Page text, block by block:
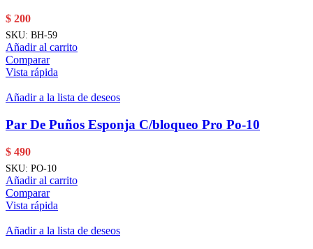
$ 200
SKU: BH-59
Añadir al carrito
Comparar
Vista rápida
Añadir a la lista de deseos
Par De Puños Esponja C/bloqueo Pro Po-10
$ 490
SKU: PO-10
Añadir al carrito
Comparar
Vista rápida
Añadir a la lista de deseos